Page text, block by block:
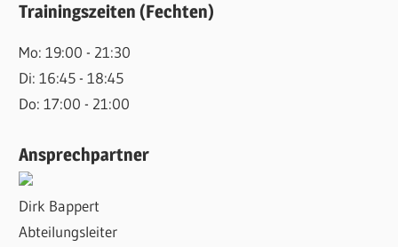
Trainingszeiten (Fechten)
Mo: 19:00 - 21:30
Di: 16:45 - 18:45
Do: 17:00 - 21:00
Ansprechpartner
Dirk Bappert
Abteilungsleiter